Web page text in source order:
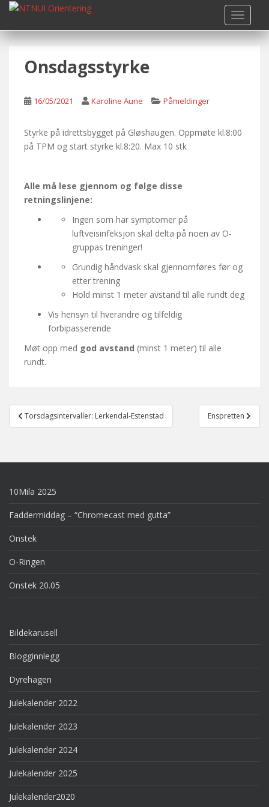
i
Onsdagsstyrke
16/05/2021 Karoline Aune Påmeldinger
Styrke på idrettsbygget på Gløshaugen. Oppmøte kl.8:00
på TPM og start styrke kl.8:20. Max 10 stk
Alle må lese gjennom og følge disse
retningslinjene:
Ingen som har symptomer på
luftveisinfeksjon skal delta på noen av O-
gruppas treninger!
Grundig håndvask skal gjennomføres før og
etter trening
Hold minst 1 meter avstand til alle rundt deg
Vis hensyn til hverandre og tilfeldig
forbipasserende
Møt opp med god avstand (minst 1 meter) til alle
rundt.
Post
navigation
Torsdagsintervaller: Lerkendal-Estenstad Enspretten
10Mila 2025
Faddermiddag – “Chromecast med gutta”
Onstek
O-Ringen
Onstek 20.05
Bildekarusell
Blogginnlegg
Dyrehagen
Julekalender 2022
Julekalender 2023
Julekalender 2024
Julekalender 2025
Julekalender2020